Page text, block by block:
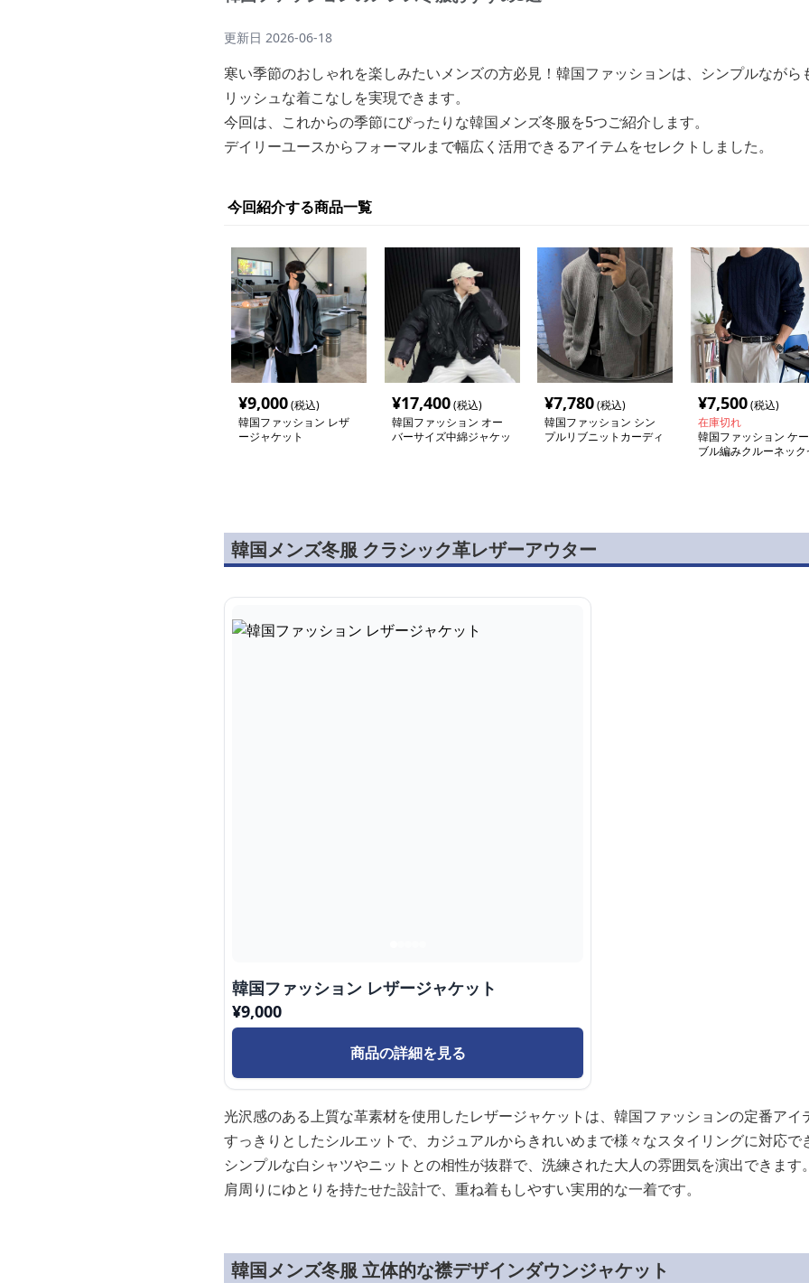
更新日 2026-06-18
寒い季節のおしゃれを楽しみたいメンズの方必見！韓国ファッションは、シンプルながら
リッシュな着こなしを実現できます。
今回は、これからの季節にぴったりな韓国メンズ冬服を5つご紹介します。
デイリーユースからフォーマルまで幅広く活用できるアイテムをセレクトしました。
今回紹介する商品一覧
¥9,000(税込)
韓国ファッション レザ
ージャケット
¥17,400(税込)
韓国ファッション オー
バーサイズ中綿ジャケッ
¥7,780(税込)
韓国ファッション シン
プルリブニットカーディ
¥7,500(税込)
在庫切れ
韓国ファッション ケー
ブル編みクルーネック
韓国メンズ冬服 クラシック革レザーアウター
韓国ファッション レザージャケット
¥9,000
商品の詳細を見る
光沢感のある上質な革素材を使用したレザージャケットは、韓国ファッションの定番アイ
すっきりとしたシルエットで、カジュアルからきれいめまで様々なスタイリングに対応で
シンプルな白シャツやニットとの相性が抜群で、洗練された大人の雰囲気を演出できます。
肩周りにゆとりを持たせた設計で、重ね着もしやすい実用的な一着です。
韓国メンズ冬服 立体的な襟デザインダウンジャケット